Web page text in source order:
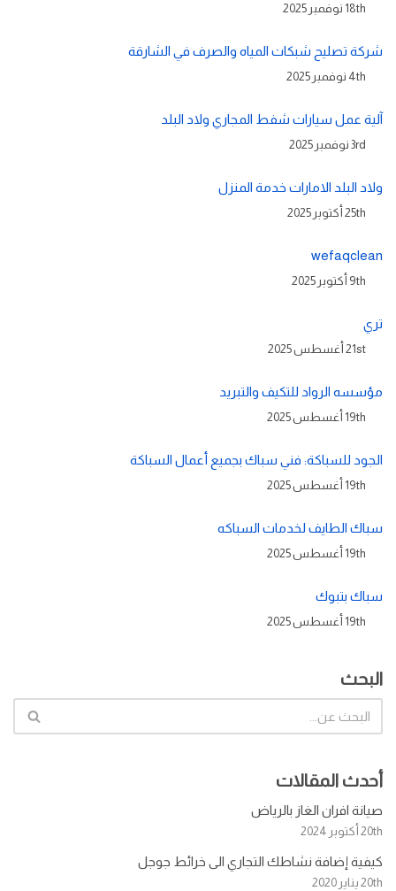
18th نوفمبر 2025
شركة تصليح شبكات المياه والصرف في الشارقة
4th نوفمبر 2025
آلية عمل سيارات شفط المجاري ولاد البلد
3rd نوفمبر 2025
ولاد البلد الامارات خدمة المنزل
25th أكتوبر 2025
wefaqclean
9th أكتوبر 2025
تري
21st أغسطس 2025
مؤسسه الرواد للتكيف والتبريد
19th أغسطس 2025
الجود للسباكة: فني سباك بجميع أعمال السباكة
19th أغسطس 2025
سباك الطايف لخدمات السباكه
19th أغسطس 2025
سباك بتبوك
19th أغسطس 2025
البحث
أحدث المقالات
صيانة افران الغاز بالرياض
20th أكتوبر 2024
كيفية إضافة نشاطك التجاري الى خرائط جوجل
20th يناير 2020